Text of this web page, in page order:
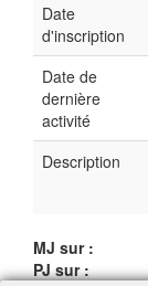
Date
d'inscription
Date de
dernière
activité
Description
MJ sur :
PJ sur :